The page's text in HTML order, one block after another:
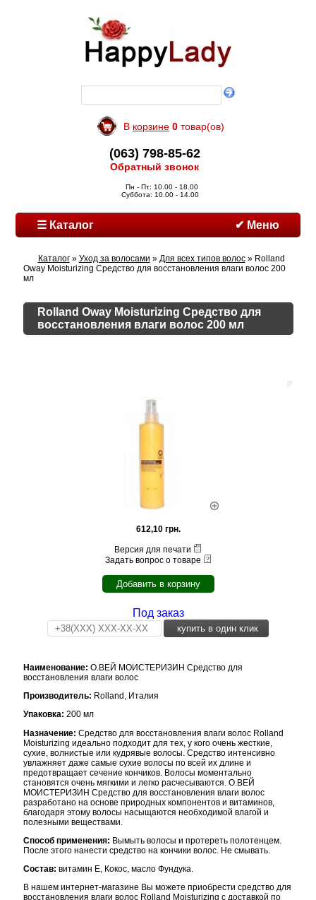
В корзине 0 товар(ов)
(063) 798-85-62
Обратный звонок
Пн - Пт: 10.00 - 18.00
Суббота: 10.00 - 14.00
☰ Каталог ✔ Меню
Каталог» Уход за волосами » Для всех типов волос» Rolland
Oway Moisturizing Средство для восстановления влаги волос 200
мл
Rolland Oway Moisturizing Средство для
восстановления влаги волос 200 мл
612,10 грн.
Версия для печати
Задать вопрос о товаре
Добавить в корзину
Под заказ
купить в один клик
Наименование: О.ВЕЙ МОИСТЕРИЗИН Средство для
восстановления влаги волос
Производитель: Rolland, Италия
Упаковка: 200 мл
Назначение: Средство для восстановления влаги волос Rolland
Moisturizing идеально подходит для тех, у кого очень жесткие,
сухие, волнистые или кудрявые волосы. Средство интенсивно
увлажняет даже самые сухие волосы по всей их длине и
предотвращает сечение кончиков. Волосы моментально
становятся очень мягкими и легко расчесываются. О.ВЕЙ
МОИСТЕРИЗИН Средство для восстановления влаги волос
разработано на основе природных компонентов и витаминов,
благодаря этому волосы насыщаются необходимой влагой и
полезными веществами.
Способ применения: Вымыть волосы и протереть полотенцем.
После этого нанести средство на кончики волос. Не смывать.
Состав: витамин Е, Кокос, масло Фундука.
В нашем интернет-магазине Вы можете приобрести средство для
восстановления влаги волос Rolland Moisturizing с доставкой по